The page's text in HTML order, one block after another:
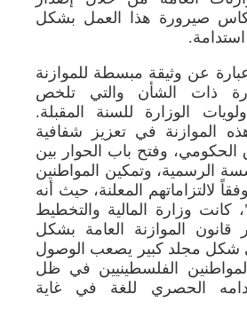
صيرورة هذا العمل بشكل
عن وثيقة مبسطة للموازنة
ذات الشأن والتي تلخص
الوزارة للسنة المقبلة.
الموازنة في تعزيز شفافية
الحكومي، وفتح باب الحوار بين
الرسمية، وتمكين المواطنين
لالتزاماتهم المعلنة، حيث أنه
كانت وزارة المالية والتخطيط
قانون الموازنة العامة بشكل
شكل مجلد كبير يصعب الوصول
الفلسطينيين في ظل
الحصري للغة في غاية